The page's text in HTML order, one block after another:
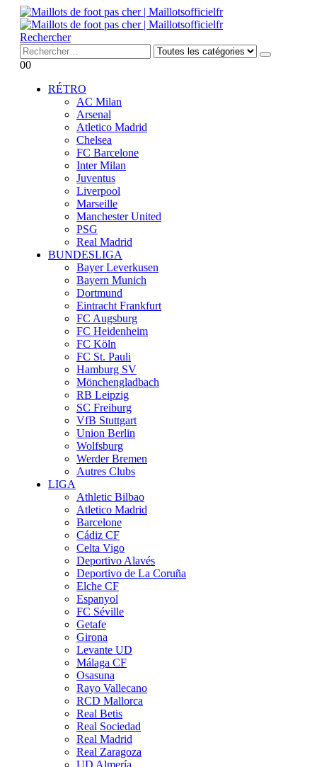
Rechercher
00
RÉTRO
AC Milan
Arsenal
Atletico Madrid
Chelsea
FC Barcelone
Inter Milan
Juventus
Liverpool
Marseille
Manchester United
PSG
Real Madrid
BUNDESLIGA
Bayer Leverkusen
Bayern Munich
Dortmund
Eintracht Frankfurt
FC Augsburg
FC Heidenheim
FC Köln
FC St. Pauli
Hamburg SV
Mönchengladbach
RB Leipzig
SC Freiburg
VfB Stuttgart
Union Berlin
Wolfsburg
Werder Bremen
Autres Clubs
LIGA
Athletic Bilbao
Atletico Madrid
Barcelone
Cádiz CF
Celta Vigo
Deportivo Alavés
Deportivo de La Coruña
Elche CF
Espanyol
FC Séville
Getafe
Girona
Levante UD
Málaga CF
Osasuna
Rayo Vallecano
RCD Mallorca
Real Betis
Real Sociedad
Real Madrid
Real Zaragoza
UD Almería